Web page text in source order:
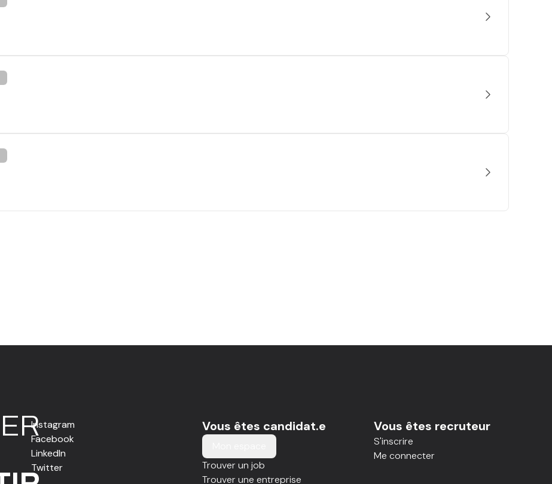
RInstagram
Facebook
LinkedIn
Twitter
Vous êtes candidat.e
Trouver un job
Trouver une entreprise
Vous êtes recruteur
S'inscrire
Me connecter